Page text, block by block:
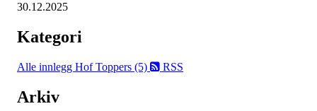
30.12.2025
Kategori
Alle innlegg Hof Toppers (5) RSS
Arkiv